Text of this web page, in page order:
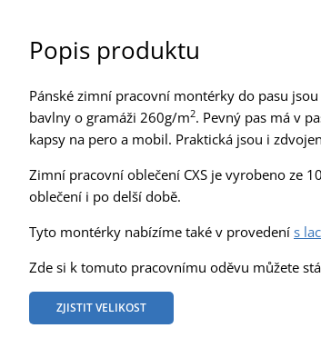
Popis produktu
Pánské zimní pracovní montérky do pasu
bavlny o gramáži 260g/m2. Pevný pas má v
kapsy na pero a mobil. Praktická jsou i
Zimní pracovní oblečení CXS je vyrobeno ze
oblečení i po delší době.
Tyto montérky nabízíme také v provedení s
Zde si k tomuto pracovnímu oděvu můžete
ZJISTIT VELIKOST